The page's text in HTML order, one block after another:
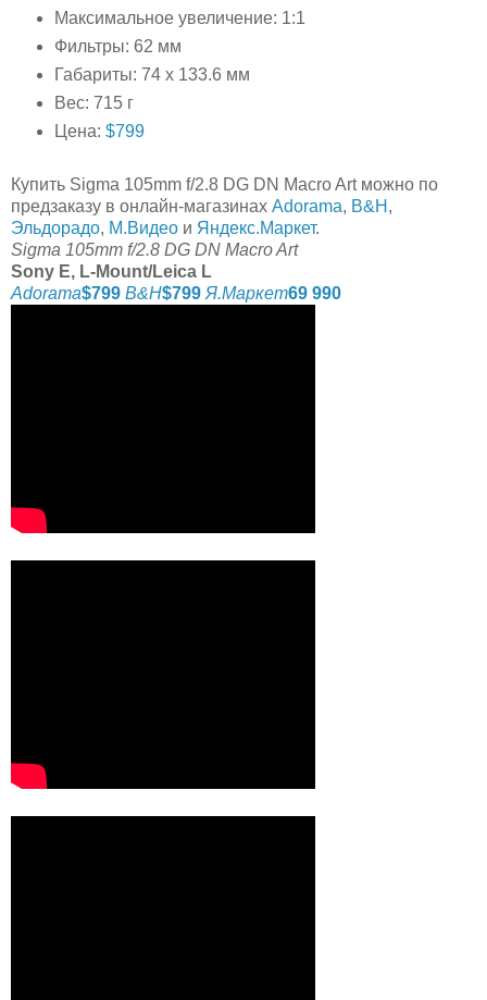
Максимальное увеличение: 1:1
Фильтры: 62 мм
Габариты: 74 x 133.6 мм
Вес: 715 г
Цена: $799
Купить Sigma 105mm f/2.8 DG DN Macro Art можно по
предзаказу в онлайн-магазинах Adorama, B&H ,
Эльдорадо, М.Видео и Яндекс.Маркет.
Sigma 105mm f/2.8 DG DN Macro Art
Sony E, L-Mount/Leica L
Adorama$799 B&H$799 Я.Маркет69 990